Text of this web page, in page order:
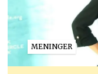
MENINGER